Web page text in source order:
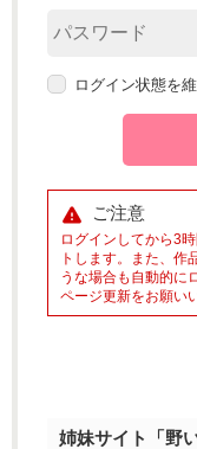
ログイン状態を
ご注意
ログインしてから3
トします。また、作
うな場合も自動的に
ページ更新をお願い
姉妹サイト「野